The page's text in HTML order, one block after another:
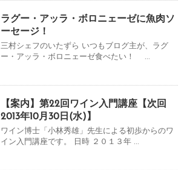
ラグー・アッラ・ボロニェーゼに魚肉ソ
ーセージ！
三村シェフのいたずら いつもブログ主が、ラグ
ー・アッラ・ボロニェーゼ食べたい！ ...
【案内】第22回ワイン入門講座【次回
2013年10月30日(水)】
ワイン博士「小林秀雄」先生による初歩からのワ
イン入門講座です。 日時 ２０１３年 ...